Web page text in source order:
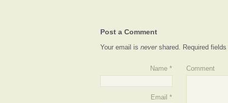
Post a Comment
Your email isnevershared. Required
Name *
Email *
Comment